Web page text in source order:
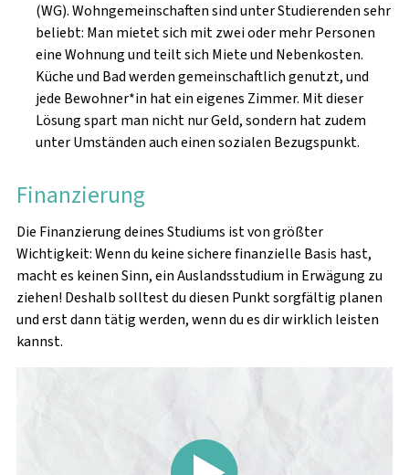
(WG). Wohngemeinschaften sind unter Studierenden sehr
beliebt: Man mietet sich mit zwei oder mehr Personen
eine Wohnung und teilt sich Miete und Nebenkosten.
Küche und Bad werden gemeinschaftlich genutzt, und
jede Bewohner*in hat ein eigenes Zimmer. Mit dieser
Lösung spart man nicht nur Geld, sondern hat zudem
unter Umständen auch einen sozialen Bezugspunkt.
Finanzierung
Die Finanzierung deines Studiums ist von größter
Wichtigkeit: Wenn du keine sichere finanzielle Basis hast,
macht es keinen Sinn, ein Auslandsstudium in Erwägung zu
ziehen! Deshalb solltest du diesen Punkt sorgfältig planen
und erst dann tätig werden, wenn du es dir wirklich leisten
kannst.